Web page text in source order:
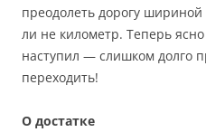
преодолеть дорогу
ли не километр. Теперь
наступил — слишком долго
переходить!
О достатке